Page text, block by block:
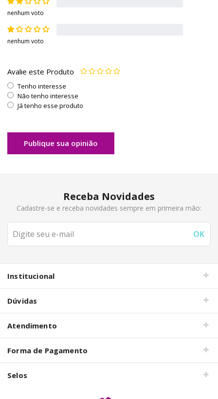
nenhum voto
nenhum voto
Avalie este Produto
Tenho interesse
Não tenho interesse
Já tenho esse produto
Publique sua opinião
Receba Novidades
Cadastre-se e receba novidades sempre em primeira mão:
Institucional
Dúvidas
Atendimento
Forma de Pagamento
Selos